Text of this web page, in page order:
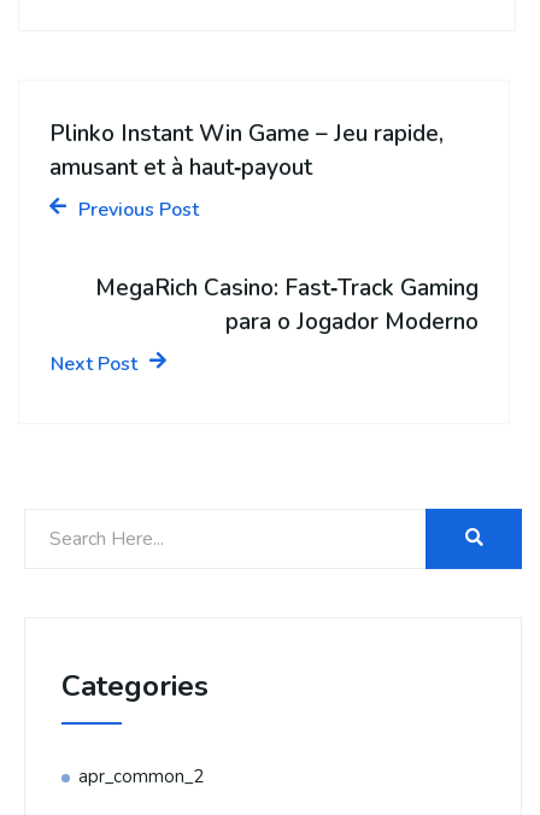
Plinko Instant Win Game – Jeu rapide,
amusant et à haut‑payout
Previous Post
MegaRich Casino: Fast‑Track Gaming
para o Jogador Moderno
Next Post
Categories
apr_common_2